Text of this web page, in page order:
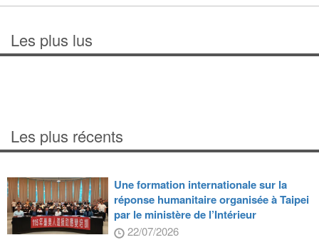
Les plus lus
Les plus récents
Une formation internationale sur la
réponse humanitaire organisée à Taipei
par le ministère de l’Intérieur
22/07/2026